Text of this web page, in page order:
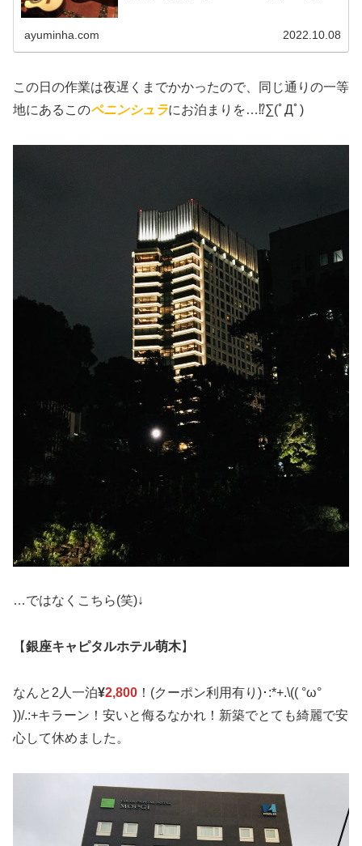
ayuminha.com 2022.10.08
この日の作業は夜遅くまでかかったので、同じ通りの一等
地にあるこのペニンシュラにお泊まりを…⁉︎∑(ﾟДﾟ)
…ではなくこちら(笑)↓
【銀座キャピタルホテル萌木】
なんと2人一泊¥2,800 ！(クーポン利用有り)･:*+.\(( °ω°
))/.:+キラーン！安いと侮るなかれ！新築でとても綺麗で安
心して休めました。